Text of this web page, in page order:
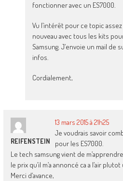
fonctionner avec un ES7000.
Vu l’intérêt pour ce topic
nouveau avec tous les kits
Samsung. J’envoie un mail de
infos.
Cordialement,
REIFENSTEIN
13 mars 2015 à 21h25
Je voudrais savoir
pour les ES7000.
Le tech samsung vient de
le prix qu’il m’a annoncé ca a l’air
Merci d’avance,